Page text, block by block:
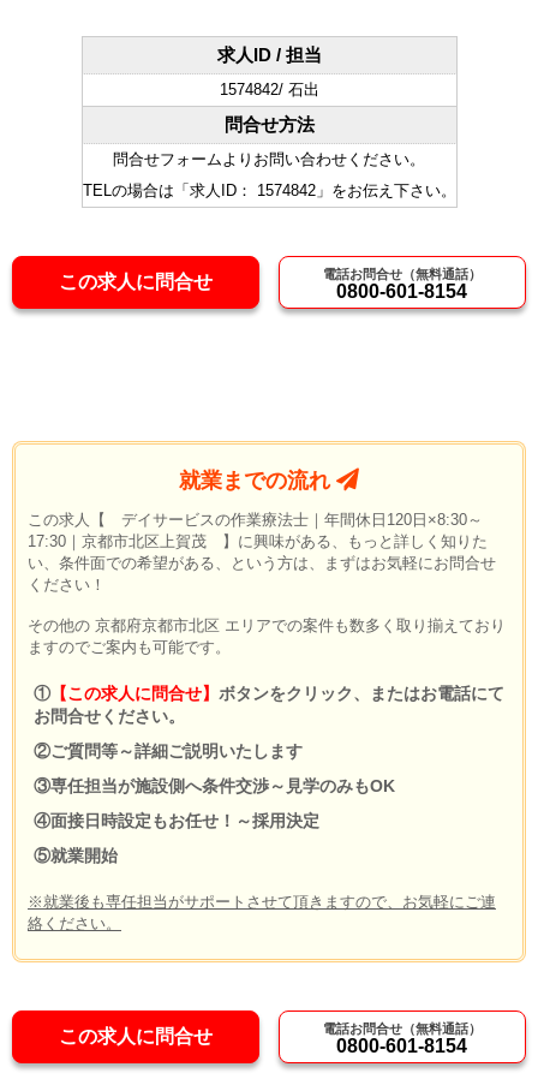
求人ID / 担当
1574842/ 石出
問合せ方法
問合せフォームよりお問い合わせください。
TELの場合は「求人ID： 1574842」をお伝え下さい。
この求人に問合せ 電話お問合せ（無料通話）
0800-601-8154
就業までの流れ
この求人【 デイサービスの作業療法士｜年間休日120日×8:30～
17:30｜京都市北区上賀茂 】に興味がある、もっと詳しく知りた
い、条件面での希望がある、という方は、まずはお気軽にお問合せ
ください！
その他の 京都府京都市北区 エリアでの案件も数多く取り揃えており
ますのでご案内も可能です。
① 【この求人に問合せ】 ボタンをクリック、またはお電話にて
お問合せください。
②ご質問等～詳細ご説明いたします
③専任担当が施設側へ条件交渉～見学のみもOK
④面接日時設定もお任せ！～採用決定
⑤就業開始
※就業後も専任担当がサポートさせて頂きますので、お気軽にご連
絡ください。
この求人に問合せ 電話お問合せ（無料通話）
0800-601-8154